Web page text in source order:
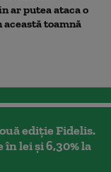
ar putea ataca o
toamnă
ediție Fidelis.
lei și 6,30% la